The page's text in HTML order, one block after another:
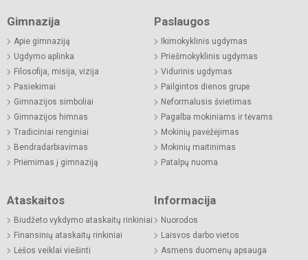
Gimnazija
Apie gimnaziją
Ugdymo aplinka
Filosofija, misija, vizija
Pasiekimai
Gimnazijos simboliai
Gimnazijos himnas
Tradiciniai renginiai
Bendradarbiavimas
Priėmimas į gimnaziją
Paslaugos
Ikimokyklinis ugdymas
Priešmokyklinis ugdymas
Vidurinis ugdymas
Pailgintos dienos grupė
Neformalusis švietimas
Pagalba mokiniams ir tėvams
Mokinių pavėžėjimas
Mokinių maitinimas
Patalpų nuoma
Ataskaitos
Biudžeto vykdymo ataskaitų rinkiniai
Finansinių ataskaitų rinkiniai
Lėšos veiklai viešinti
Informacija
Nuorodos
Laisvos darbo vietos
Asmens duomenų apsauga